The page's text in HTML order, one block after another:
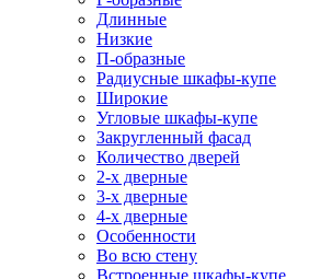
Длинные
Низкие
П-образные
Радиусные шкафы-купе
Широкие
Угловые шкафы-купе
Закругленный фасад
Количество дверей
2-х дверные
3-х дверные
4-х дверные
Особенности
Во всю стену
Встроенные шкафы-купе